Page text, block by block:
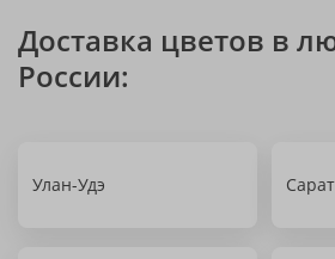
Доставка цветов в
России:
Улан-Удэ